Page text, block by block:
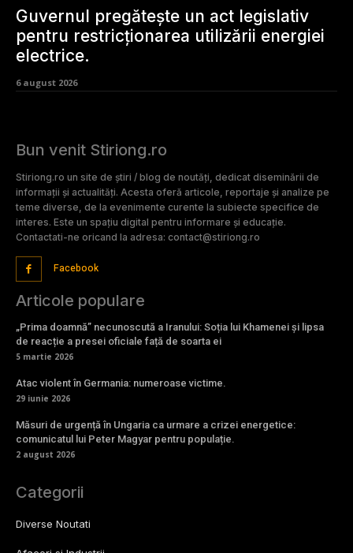
Guvernul pregătește un act legislativ
pentru restricționarea utilizării energiei
electrice.
6 august 2026
Bun venit Stiriong.ro
Stiriong.ro un site de știri / blog de noutăți, dedicat diseminării de
informații și actualități. Acesta oferă articole, reportaje și analize pe
teme diverse, de la evenimente curente la subiecte specifice de
interes. Este un spațiu digital pentru informare și educație.
Contactati-ne oricand la adresa: contact@stiriong.ro
Facebook
Articole populare
„Prima doamnă” necunoscută a Iranului: Soția lui Khamenei și lipsa
de reacție a presei oficiale față de soarta ei
5 martie 2026
Atac violent în Germania: numeroase victime.
29 iunie 2026
Măsuri de urgență în Ungaria ca urmare a crizei energetice:
comunicatul lui Peter Magyar pentru populație.
2 august 2026
Categorii
Diverse Noutati